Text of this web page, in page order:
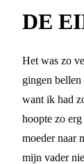
DE
Het was zo
gingen
want ik had
hoopte zo
moeder naar
mijn vader